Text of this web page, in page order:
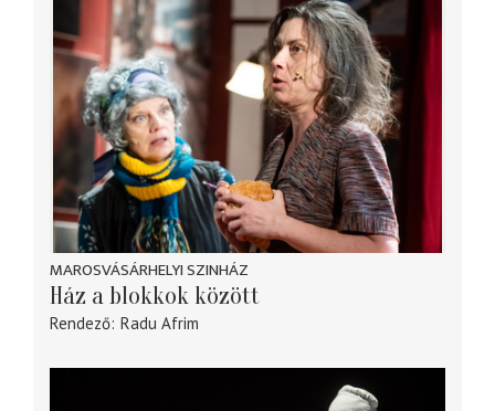
MAROSVÁSÁRHELYI SZINHÁZ
Ház a blokkok között
Rendező Radu Afrim